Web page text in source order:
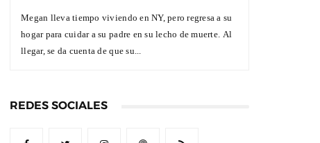
Megan lleva tiempo viviendo en NY, pero regresa a su
hogar para cuidar a su padre en su lecho de muerte. Al
llegar, se da cuenta de que su...
REDES SOCIALES